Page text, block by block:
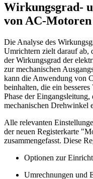
Wirkungsgrad-
von AC-
Die Analyse des
Umrichtern zielt darauf ab,
der Wirkungsgrad der
zur mechanischen
kann die Anwendung von
beinhalten, die ein
Phase der
mechanischen Drehwinkel
Alle relevanten
der neuen Registerkarte
zusammengefasst. Diese
Optionen zur
Umrechnungen und